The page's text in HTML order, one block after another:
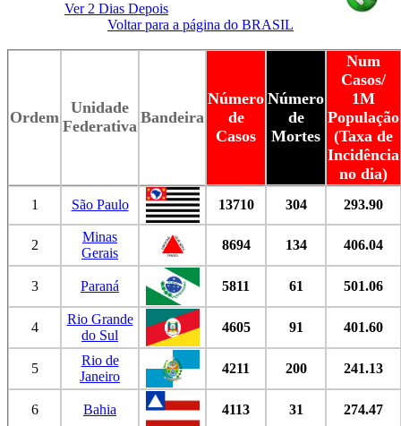
Ver 2 Dias Depois
Voltar para a página do BRASIL
Ordem
Unidade
Federativa Bandeira
Número
de
Casos
Número
de
Mortes
Num
Casos/
1M
População
(Taxa de
Incidência
no dia)
1 São Paulo 13710 304 293.90
2
Minas
Gerais
8694 134 406.04
3 Paraná 5811 61 501.06
4
Rio Grande
do Sul
4605 91 401.60
5
Rio de
Janeiro
4211 200 241.13
6 Bahia 4113 31 274.47